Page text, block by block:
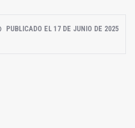
PUBLICADO EL 17 DE JUNIO DE 2025